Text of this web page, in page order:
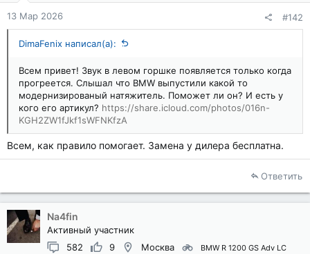
13 Мар 2026 #142
DimaFenix написал(а):
Всем привет! Звук в левом горшке появляется только когда
прогреется. Слышал что BMW выпустили какой то
модернизированый натяжитель. Поможет ли он? И есть у
кого его артикул? https://share.icloud.com/photos/016n-
KGH2ZW1fJkf1sWFNKfzA
Всем, как правило помогает. Замена у дилера бесплатна.
Ответить
Na4fin
Активный участник
582
9 Москва BMW R 1200 GS Adv LC